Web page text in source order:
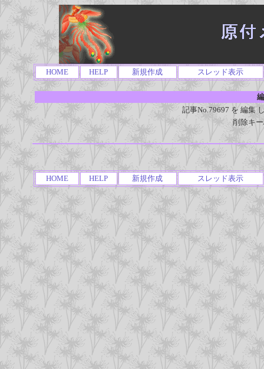
HOME HELP 新規作成 スレッド表示
記事No.79697 を 編集
削除キ
HOME HELP 新規作成 スレッド表示